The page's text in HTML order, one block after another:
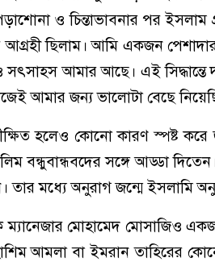
ও চিন্তাভাবনার পর
ছিলাম। আমি একজন পেশাদার
আমার আছে। এই
আমার জন্য ভালোটা বেছে
হলেও কোনো কারণ স্পষ্ট করে
বন্ধুবান্ধবদের সঙ্গে আড্ডা
মধ্যে অনুরাগ জন্মে ইসলামি
ম্যানেজার মোহামেদ মোসাজিও
আমলা বা ইমরান তাহিরের